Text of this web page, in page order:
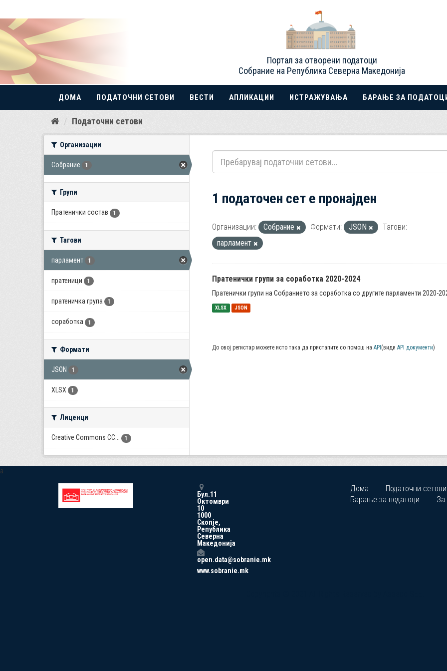
Прескокнете
Портал за отворени податоци
Собрание на Република Северна Македонија
ДОМА ПОДАТОЧНИ СЕТОВИ ВЕСТИ АПЛИКАЦИИ ИСТРАЖУВАЊА БАРАЊЕ ЗА
Податочни сетови
Организации
Собрание 1
Групи
Пратенички состав 1
Тагови
парламент 1
пратеници 1
пратеничка група 1
соработка 1
Формати
JSON 1
XLSX 1
Лиценци
Creative Commons CC... 1
1 податочен сет е пронајден
Организации: Собрание Формати: JSON
Тагови:
парламент
Пратенички групи за соработка 2020-2024
Пратенички групи на Собранието за соработка со другите парламенти 2020-
XLSX JSON
До овој регистар можете исто така да пристапите со помош на API (види API документи)
a
Бул.11
Октомври
10
1000
Скопје,
Република
Северна
Македонија
open.data@sobranie.mk
www.sobranie.mk
Дома
Податочни сетови
Барање за податоци
За